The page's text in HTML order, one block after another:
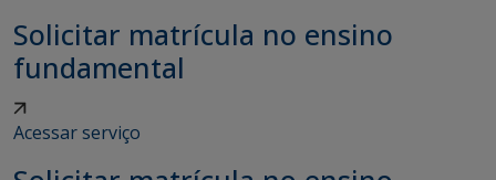
Solicitar matrícula no ensino
fundamental
Acessar serviço